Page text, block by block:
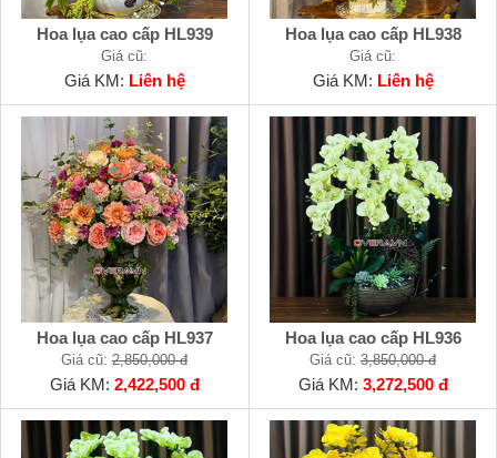
Hoa lụa cao cấp HL939
Giá cũ:
Giá KM: Liên hệ
Hoa lụa cao cấp HL938
Giá cũ:
Giá KM: Liên hệ
Hoa lụa cao cấp HL937
Giá cũ: 2,850,000 đ
Giá KM: 2,422,500 đ
Hoa lụa cao cấp HL936
Giá cũ: 3,850,000 đ
Giá KM: 3,272,500 đ